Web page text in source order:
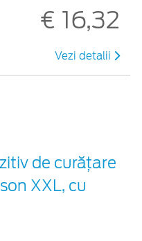
€ 16,32
Vezi detalii
de curățare
XXL, cu